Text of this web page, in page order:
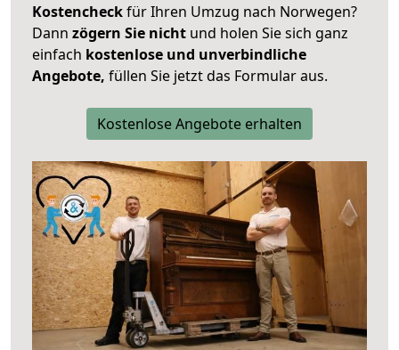
Kostencheckfür Ihren Umzug nach Norwegen?
Dann zögern Sie nicht und holen Sie sich ganz
einfach kostenlose und unverbindliche
Angebote, füllen Sie jetzt das Formular aus.
Kostenlose Angebote erhalten